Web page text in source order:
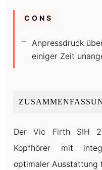
CONS
Anpressdruck
einiger Zeit
Der Vic Firth SIH
Kopfhörer mit
optimaler Ausstattung